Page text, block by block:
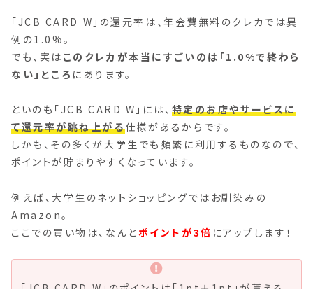
「JCB CARD W」の還元率は、年会費無料のクレカでは異
例の1.0%。
でも、実は このクレカが本当にすごいのは「1.0%で終わら
ない」ところ にあります。
といのも「JCB CARD W」には、 特定のお店やサービスに
て還元率が跳ね上がる仕様があるからです。
しかも、その多くが大学生でも頻繁に利用するものなので、
ポイントが貯まりやすくなっています。
例えば、大学生のネットショッピングではお馴染みの
Amazon。
ここでの買い物は、なんとポイントが3倍 にアップします！